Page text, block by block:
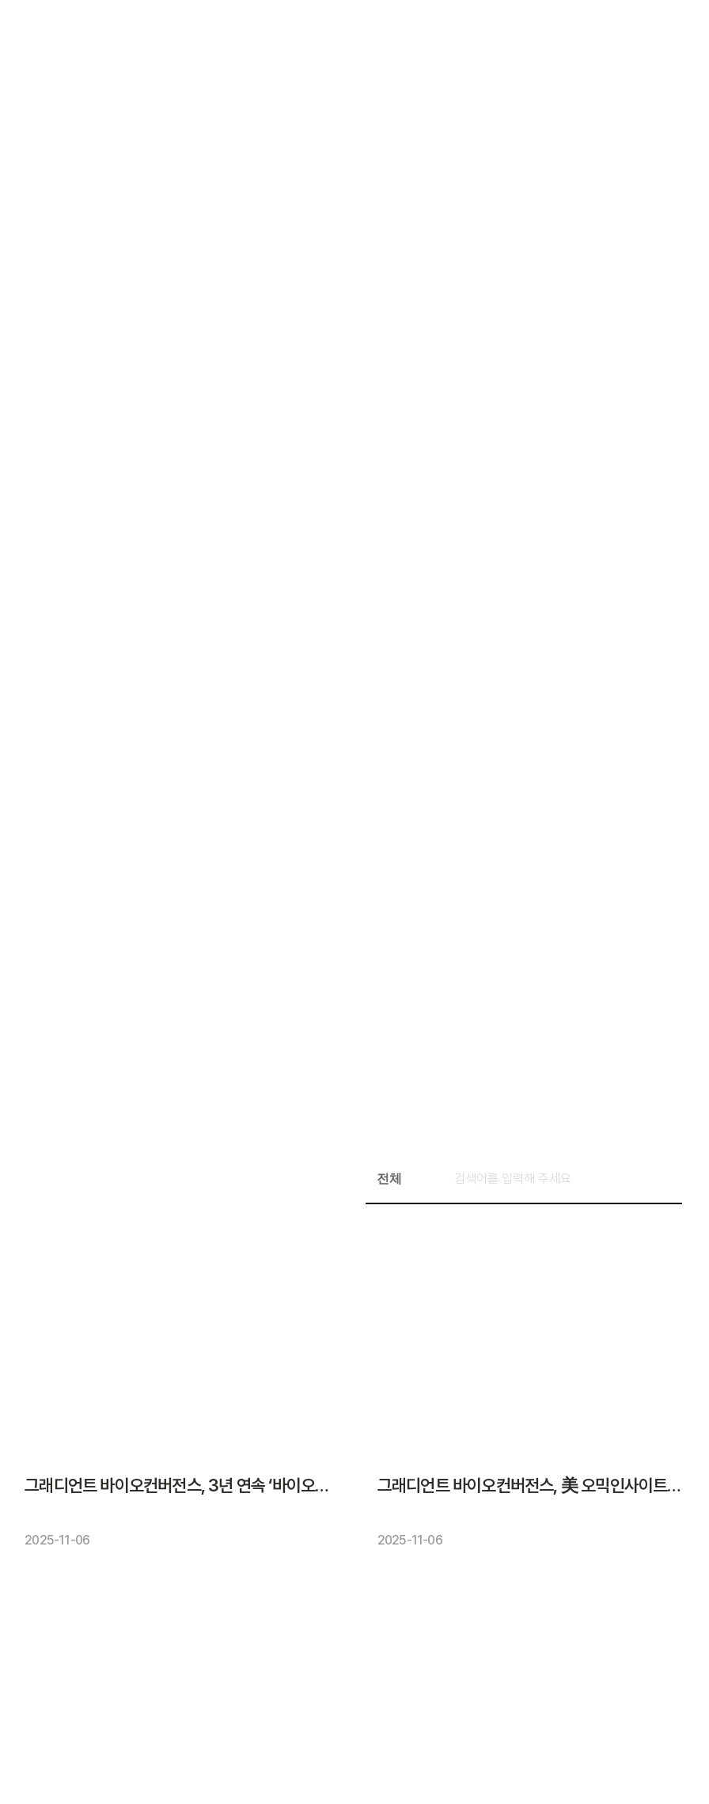
그래디언트 바이오컨버전스, 3년 연속 ‘바이오 유럽’ 참가
2025-11-06
그래디언트 바이오컨버전스, 美 오믹인사이트와 정밀의학 공동연구
2025-11-06